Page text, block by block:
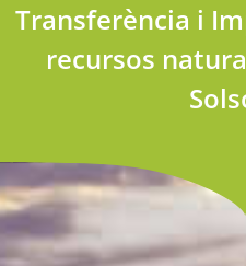
Transferència i
recursos